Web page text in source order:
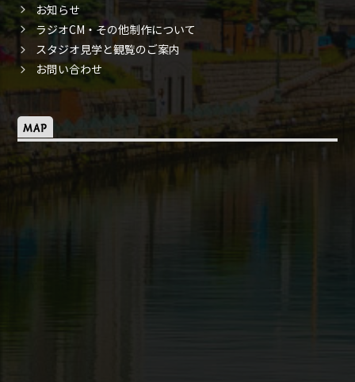
お知らせ
ラジオCM・その他制作について
スタジオ見学と観覧のご案内
お問い合わせ
MAP